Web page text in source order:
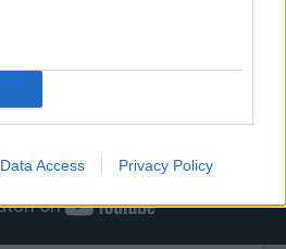
Data Access Privacy Policy